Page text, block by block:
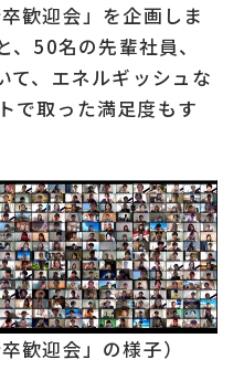
歓迎会」を企画しま
50名の先輩社員、
て、エネルギッシュな
で取った満足度もす
歓迎会」の様子）